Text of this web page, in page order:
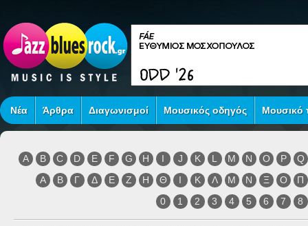
Νέα Άρθρα Διαγωνισμοί Μουσικός οδηγός Μουσικό
A B C D E F G H I J K L M N O P
Q
Α
Β Γ Δ Ε Ζ Η Θ Ι Κ Λ Μ Ν Ξ Ο
Π
0
1 2 3 4 5 6 7 8